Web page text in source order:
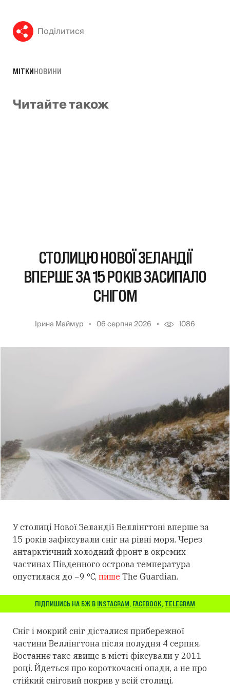
Поділитися
МІТКИНОВИНИ
Читайте також
СТОЛИЦЮ НОВОЇ ЗЕЛАНДІЇ
ВПЕРШЕ ЗА 15 РОКІВ ЗАСИПАЛО
СНІГОМ
Ірина Маймур 06 серпня 2026 1086
У столиці Нової Зеландії Веллінгтоні вперше за
15 років зафіксували сніг на рівні моря. Через
антарктичний холодний фронт в окремих
частинах Південного острова температура
опустилася до −9 °C, пише The Guardian.
ПІДПИШИСЬ НА БЖ В INSTAGRAM, FACEBOOK, TELEGRAM
Сніг і мокрий сніг дісталися прибережної
частини Веллінгтона після полудня 4 серпня.
Востаннє таке явище в місті фіксували у 2011
році. Йдеться про короткочасні опади, а не про
стійкий сніговий покрив у всій столиці.